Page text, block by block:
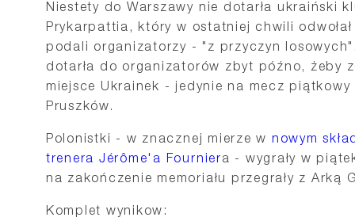
Niestety do Warszawy nie dotarła ukraiński
Prykarpattia, który w ostatniej chwili
podali organizatorzy - "z przyczyn
dotarła do organizatorów zbyt późno, żeby
miejsce Ukrainek - jedynie na mecz
Pruszków.
Polonistki - w znacznej mierze w nowym
trenera Jérôme'a Fourniera - wygrały w
na zakończenie memoriału przegrały z Arką
Komplet wynikow: